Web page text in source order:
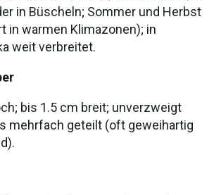
in Büscheln; Sommer und Herbst
in warmen Klimazonen); in
weit verbreitet.
bis 1.5 cm breit; unverzweigt
mehrfach geteilt (oft geweihartig